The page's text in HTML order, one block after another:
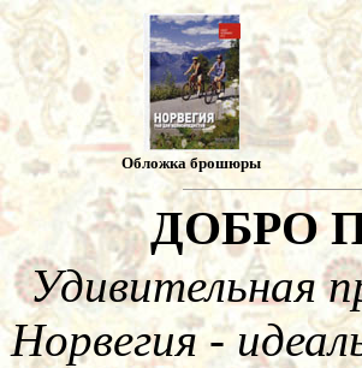
Обложка брошюры
ДОБРО
Удивительная
Норвегия -